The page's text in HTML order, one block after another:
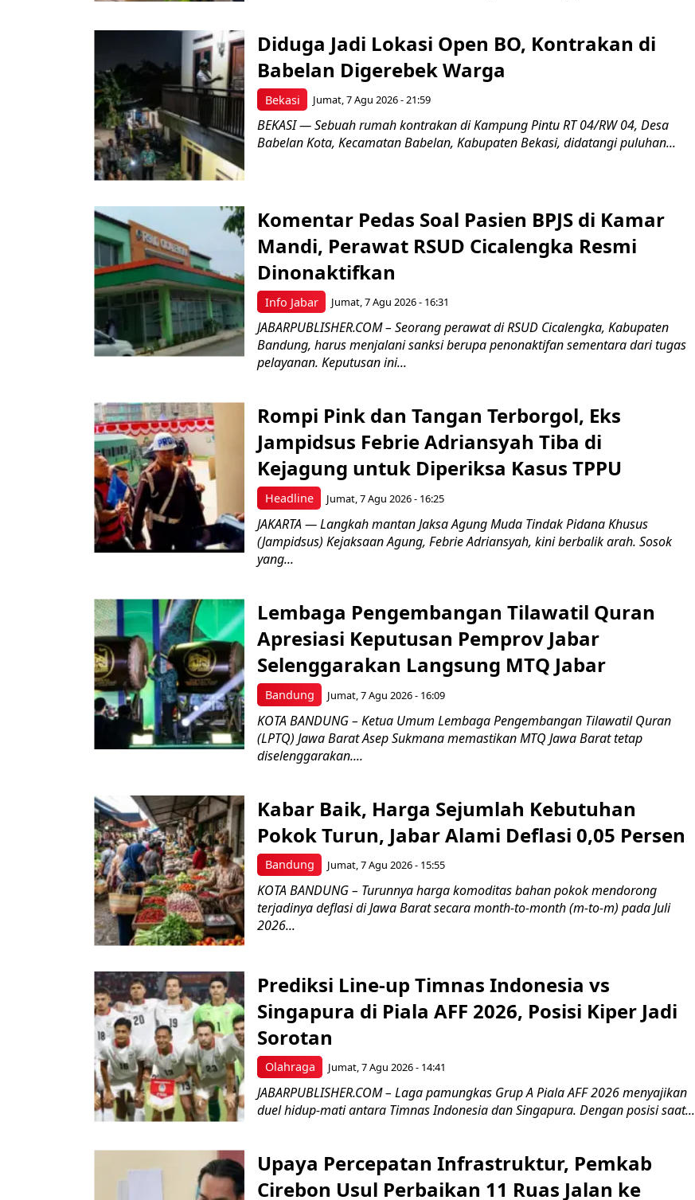
Bekasi
Diduga Jadi Lokasi Open BO, Kontrakan di
Babelan Digerebek Warga
Jumat, 7 Agu 2026 - 21:59
BEKASI — Sebuah rumah kontrakan di Kampung Pintu RT 04/RW 04, Desa
Babelan Kota, Kecamatan Babelan, Kabupaten Bekasi, didatangi puluhan...
Info Jabar
Komentar Pedas Soal Pasien BPJS di Kamar
Mandi, Perawat RSUD Cicalengka Resmi
Dinonaktifkan
Jumat, 7 Agu 2026 - 16:31
JABARPUBLISHER.COM – Seorang perawat di RSUD Cicalengka, Kabupaten
Bandung, harus menjalani sanksi berupa penonaktifan sementara dari tugas
pelayanan. Keputusan ini...
Headline
Rompi Pink dan Tangan Terborgol, Eks
Jampidsus Febrie Adriansyah Tiba di
Kejagung untuk Diperiksa Kasus TPPU
Jumat, 7 Agu 2026 - 16:25
JAKARTA — Langkah mantan Jaksa Agung Muda Tindak Pidana Khusus
(Jampidsus) Kejaksaan Agung, Febrie Adriansyah, kini berbalik arah. Sosok
yang...
Bandung
Lembaga Pengembangan Tilawatil Quran
Apresiasi Keputusan Pemprov Jabar
Selenggarakan Langsung MTQ Jabar
Jumat, 7 Agu 2026 - 16:09
KOTA BANDUNG – Ketua Umum Lembaga Pengembangan Tilawatil Quran
(LPTQ) Jawa Barat Asep Sukmana memastikan MTQ Jawa Barat tetap
diselenggarakan....
Bandung
Kabar Baik, Harga Sejumlah Kebutuhan
Pokok Turun, Jabar Alami Deflasi 0,05 Persen
Jumat, 7 Agu 2026 - 15:55
KOTA BANDUNG – Turunnya harga komoditas bahan pokok mendorong
terjadinya deflasi di Jawa Barat secara month-to-month (m-to-m) pada Juli
2026...
Olahraga
Prediksi Line-up Timnas Indonesia vs
Singapura di Piala AFF 2026, Posisi Kiper Jadi
Sorotan
Jumat, 7 Agu 2026 - 14:41
JABARPUBLISHER.COM – Laga pamungkas Grup A Piala AFF 2026 menyajikan
duel hidup-mati antara Timnas Indonesia dan Singapura. Dengan posisi saat...
Upaya Percepatan Infrastruktur, Pemkab
Cirebon Usul Perbaikan 11 Ruas Jalan ke